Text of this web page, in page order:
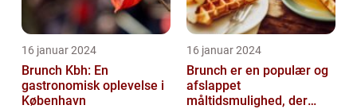
16 januar 2024
Brunch Kbh: En
gastronomisk oplevelse i
København
16 januar 2024
Brunch er en populær og
afslappet
måltidsmulighed, der